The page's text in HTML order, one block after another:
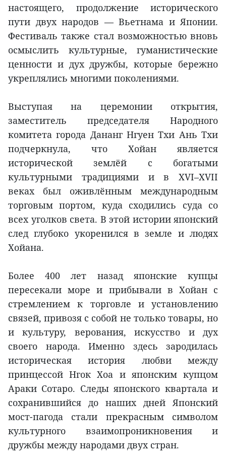
настоящего, продолжение исторического
пути двух народов — Вьетнама и Японии.
Фестиваль также стал возможностью вновь
осмыслить культурные, гуманистические
ценности и дух дружбы, которые бережно
укреплялись многими поколениями.
Выступая на церемонии открытия,
заместитель председателя Народного
комитета города Дананг Нгуен Тхи Ань Тхи
подчеркнула, что Хойан является
исторической землёй с богатыми
культурными традициями и в XVI–XVII
веках был оживлённым международным
торговым портом, куда сходились суда со
всех уголков света. В этой истории японский
след глубоко укоренился в земле и людях
Хойана.
Более 400 лет назад японские купцы
пересекали море и прибывали в Хойан с
стремлением к торговле и установлению
связей, привозя с собой не только товары, но
и культуру, верования, искусство и дух
своего народа. Именно здесь зародилась
историческая история любви между
принцессой Нгок Хоа и японским купцом
Араки Сотаро. Следы японского квартала и
сохранившийся до наших дней Японский
мост-пагода стали прекрасным символом
культурного взаимопроникновения и
дружбы между народами двух стран.